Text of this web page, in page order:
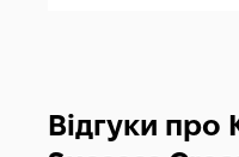
Відгуки про